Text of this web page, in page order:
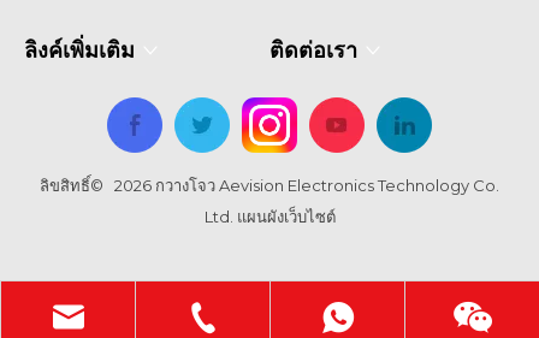
ลิงค์เพิ่มเติม ติดต่อเรา
ลิขสิทธิ์© 2026 กวางโจว Aevision Electronics Technology Co.
Ltd. แผนผังเว็บไซต์